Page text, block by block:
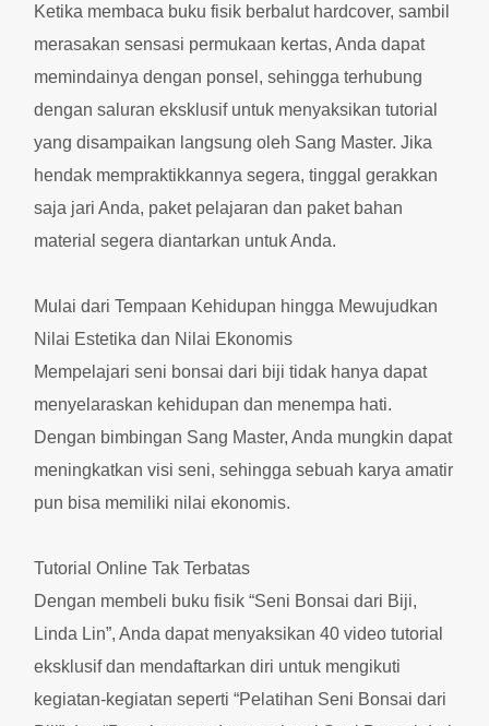
Ketika membaca buku fisik berbalut hardcover, sambil
merasakan sensasi permukaan kertas, Anda dapat
memindainya dengan ponsel, sehingga terhubung
dengan saluran eksklusif untuk menyaksikan tutorial
yang disampaikan langsung oleh Sang Master. Jika
hendak mempraktikkannya segera, tinggal gerakkan
saja jari Anda, paket pelajaran dan paket bahan
material segera diantarkan untuk Anda.
Mulai dari Tempaan Kehidupan hingga Mewujudkan
Nilai Estetika dan Nilai Ekonomis
Mempelajari seni bonsai dari biji tidak hanya dapat
menyelaraskan kehidupan dan menempa hati.
Dengan bimbingan Sang Master, Anda mungkin dapat
meningkatkan visi seni, sehingga sebuah karya amatir
pun bisa memiliki nilai ekonomis.
Tutorial Online Tak Terbatas
Dengan membeli buku fisik “Seni Bonsai dari Biji,
Linda Lin”, Anda dapat menyaksikan 40 video tutorial
eksklusif dan mendaftarkan diri untuk mengikuti
kegiatan-kegiatan seperti “Pelatihan Seni Bonsai dari